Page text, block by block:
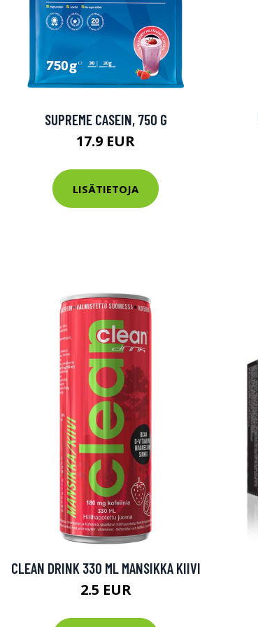
SUPREME CASEIN, 750 G
17.9 EUR
LISÄTIETOJA
CLEAN DRINK 330 ML MANSIKKA KIIVI
2.5 EUR